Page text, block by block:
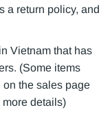
a return policy, and
Vietnam that has
(Some items
on the sales page
more details)